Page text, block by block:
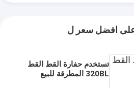
افضل سعر ل
تستخدم حفارة القط القط
320BL المطرقة للبيع